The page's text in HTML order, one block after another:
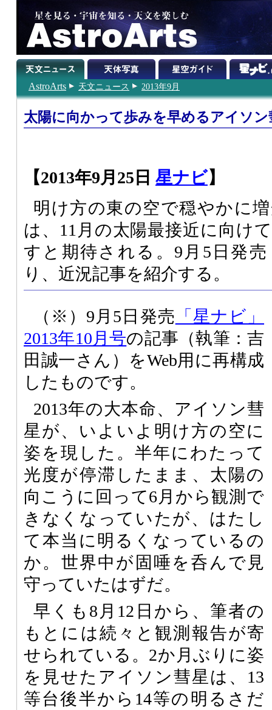
AstroArts 天文ニュース 2013年9月
太陽に向かって歩みを早めるアイソン
【2013年9月25日 星ナビ】
明け方の東の空で穏やかに
は、11月の太陽最接近に向け
すと期待される。9月5日発
り、近況記事を紹介する。
（※）9月5日発売 「星ナビ」
2013年10月号の記事（執筆：吉
田誠一さん）をWeb用に再構成
したものです。
2013年の大本命、アイソン彗
星が、いよいよ明け方の空に
姿を現した。半年にわたって
光度が停滞したまま、太陽の
向こうに回って6月から観測で
きなくなっていたが、はたし
て本当に明るくなっているの
か。世界中が固唾を呑んで見
守っていたはずだ。
早くも8月12日から、筆者の
もとには続々と観測報告が寄
せられている。2か月ぶりに姿
を見せたアイソン彗星は、13
等台後半から14等の明るさだ